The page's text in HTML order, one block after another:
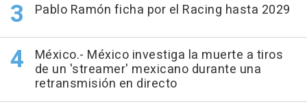
Pablo Ramón ficha por el Racing hasta 2029
México.- México investiga la muerte a tiros
de un 'streamer' mexicano durante una
retransmisión en directo